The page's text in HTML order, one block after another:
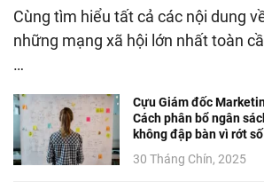
Cùng tìm hiểu tất cả các nội dung
những mạng xã hội lớn nhất toàn
…
Cựu Giám đốc
Cách phân bổ ngân
không đập bàn vì rớt số
30 Tháng Chín, 2025